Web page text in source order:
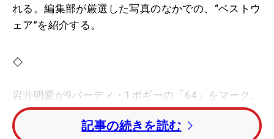
れる。編集部が厳選した写真のなかでの、“ベストウ
ェア”を紹介する。
◇
岩井明愛が9バーディ・1ボギーの「64」をマーク。
トータル13アンダーで逃げ切り今季2勝目を挙げ
た。
記事の続きを読む